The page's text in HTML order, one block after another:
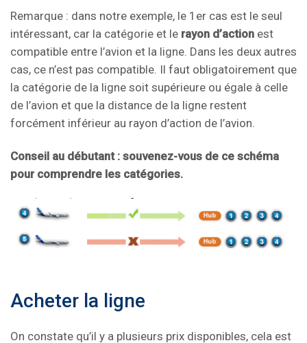
Remarque : dans notre exemple, le 1er cas est le seul
intéressant, car la catégorie et le rayon d’action est
compatible entre l’avion et la ligne. Dans les deux autres
cas, ce n’est pas compatible. Il faut obligatoirement que
la catégorie de la ligne soit supérieure ou égale à celle
de l’avion et que la distance de la ligne restent
forcément inférieur au rayon d’action de l’avion.
Conseil au débutant : souvenez-vous de ce schéma
pour comprendre les catégories.
Acheter la ligne
On constate qu’il y a plusieurs prix disponibles, cela est